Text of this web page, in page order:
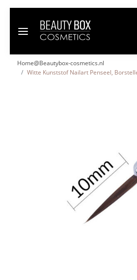
Home@Beautybox-cosmetics.nl
Witte Kunststof Nailart Penseel,